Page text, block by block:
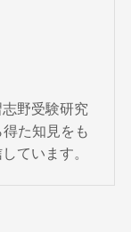
野受験研究
た知見をも
ています。